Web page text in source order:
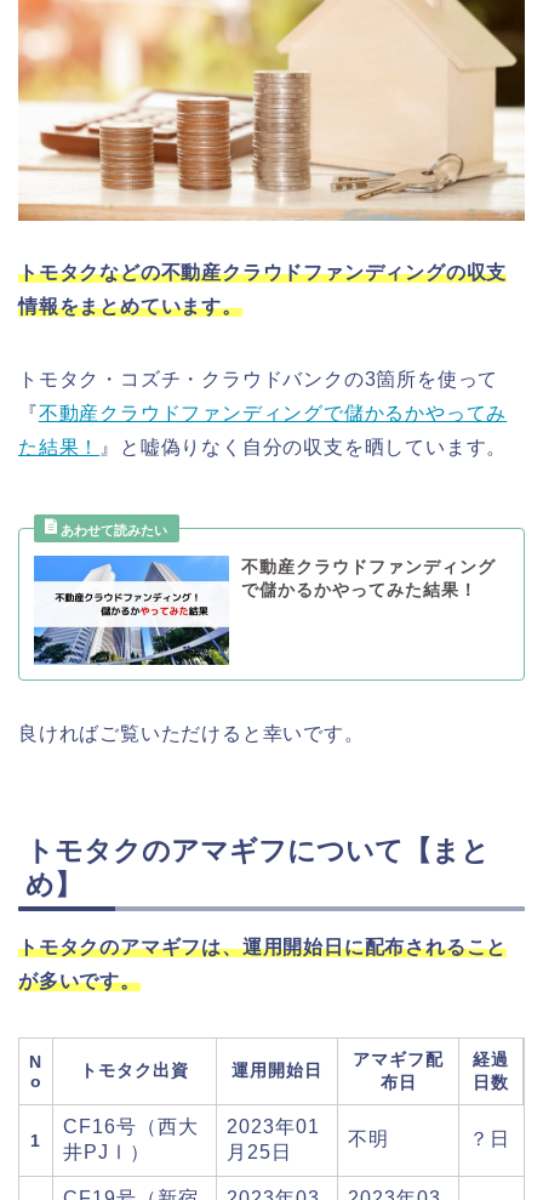
トモタクなどの不動産クラウドファンディングの収支
情報をまとめています。
トモタク・コズチ・クラウドバンクの3箇所を使って
『不動産クラウドファンディングで儲かるかやってみ
た結果！
』と嘘偽りなく自分の収支を晒しています。
不動産クラウドファンディング
で儲かるかやってみた結果！
良ければご覧いただけると幸いです。
トモタクのアマギフについて【まと
め】
トモタクのアマギフは、運用開始日に配布されること
が多いです。
N
o
トモタク出資 運用開始日
アマギフ配
布日
経過
日数
1
CF16号（西大
井PJⅠ）
2023年01
月25日
不明 ？日